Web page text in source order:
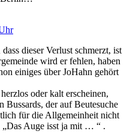
dieser Verlust schmerzt, ist
wird er fehlen, haben
einiges über JoHahn gehört
oder kalt erscheinen,
Bussards, der auf Beutesuche
für die Allgemeinheit nicht
Auge isst ja mit … “ .